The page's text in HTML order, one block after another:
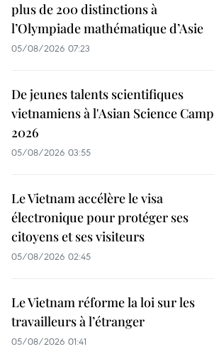
plus de 200 distinctions à
l’Olympiade mathématique d’Asie
05/08/2026 07:23
De jeunes talents scientifiques
vietnamiens à l'Asian Science Camp
2026
05/08/2026 03:55
Le Vietnam accélère le visa
électronique pour protéger ses
citoyens et ses visiteurs
05/08/2026 02:45
Le Vietnam réforme la loi sur les
travailleurs à l’étranger
05/08/2026 01:41